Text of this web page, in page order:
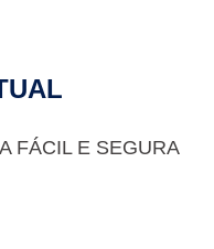
FÁCIL E SEGURA